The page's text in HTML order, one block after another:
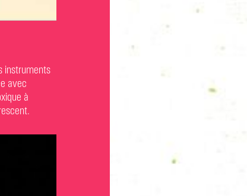
instruments
avec
à